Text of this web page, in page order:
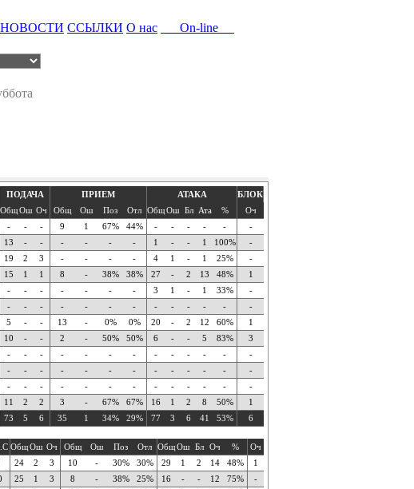
НОВОСТИ ССЫЛКИ О нас
On-line
ПОДАЧА ПРИЕМ АТАКА
БЛОК
ОбщОш Оч Общ Ош Поз Отл ОбщОш Бл Ата % Оч
- - - 9 1 67% 44% - - - - - -
13 - - - - - - 1 - - 1 100% -
19 2 3 - - - - 4 1 - 1 25% -
15 1 1 8 - 38% 38% 27 - 2 13 48% 1
- - - - - - - 3 1 - 1 33% -
- - - - - - - - - - - - -
5 - - 13 - 0% 0% 20 - 2 12 60% 1
10 - - 2 - 50% 50% 6 - - 5 83% 3
- - - - - - - - - - - - -
- - - - - - - - - - - - -
- - - - - - - - - - - - -
11 2 2 3 - 67% 67% 16 1 2 8 50% 1
73 5 6 35 1 34% 29% 77 3 6 41 53% 6
ОбщОш Оч Общ Ош Поз Отл ОбщОш Бл Оч % Оч
24 2 3 10 - 30% 30% 29 1 2 14 48% 1
25 1 3 8 - 38% 25% 16 - - 12 75% -